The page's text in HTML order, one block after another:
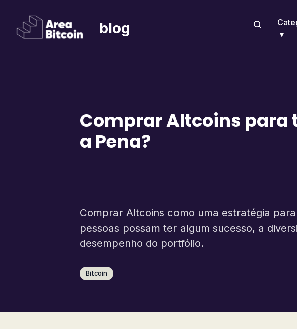
blog
Comprar Altcoins para
a Pena?
Comprar Altcoins como uma estratégia
pessoas possam ter algum sucesso, a
desempenho do portfólio.
Bitcoin